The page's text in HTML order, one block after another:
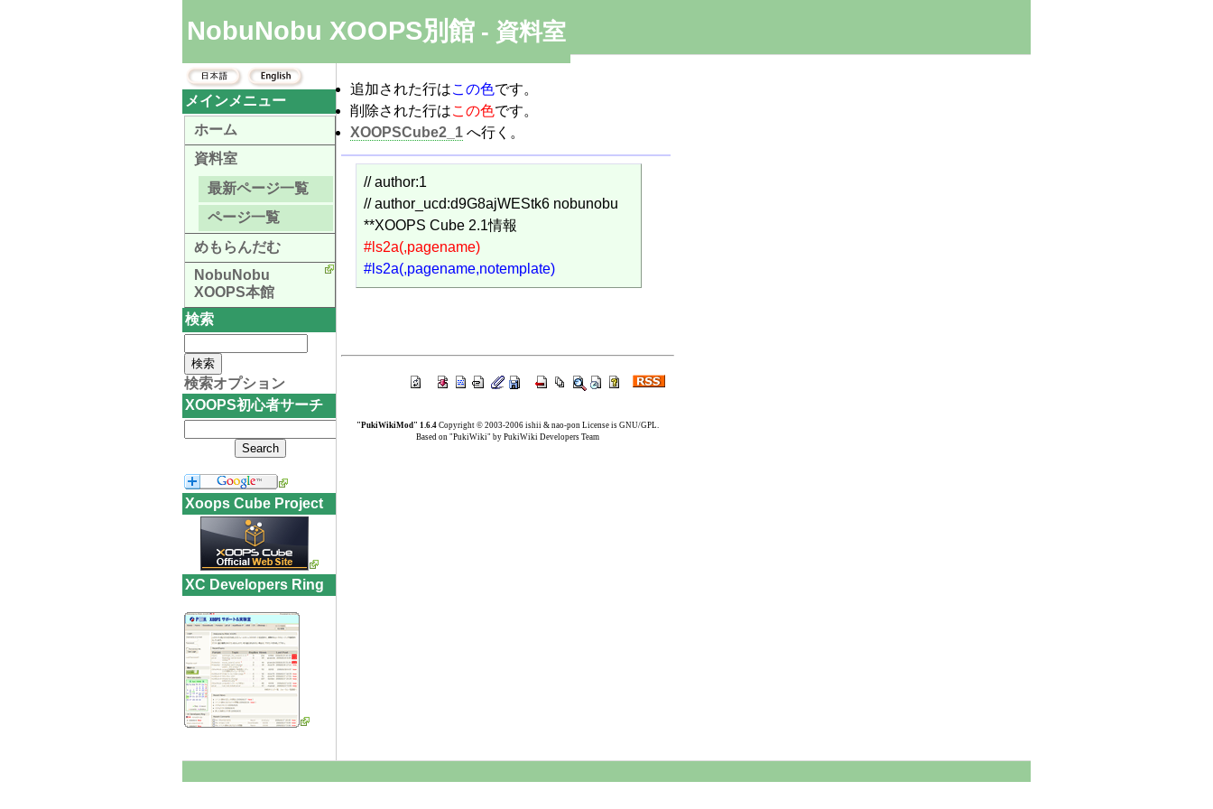
NobuNobu XOOPS別館 - 資料室
追加された行はこの色です。
削除された行はこの色です。
XOOPSCube2_1 へ行く。
// author:1
// author_ucd:d9G8ajWEStk6 nobunobu
**XOOPS Cube 2.1情報
#ls2a(,pagename)
#ls2a(,pagename,notemplate)
"PukiWikiMod" 1.6.4 Copyright © 2003-2006 ishii & nao-pon License is GNU/GPL.
Based on "PukiWiki" by PukiWiki Developers Team
メインメニュー
ホーム
資料室
最新ページ一覧
ページ一覧
めもらんだむ
NobuNobu
XOOPS本館
検索
検索オプション
XOOPS初心者サーチ
Xoops Cube Project
XC Developers Ring